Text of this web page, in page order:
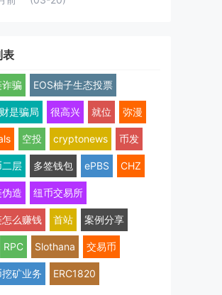
表
诈骗 EOS柚子生态投票
是骗局 很高兴 就位 弥漫
空投 cryptonews 币发
二层 多签钱包 ePBS CHZ
造 纽币交易所
怎么赚钱 首站 案例分享
RPC Slothana 交易币
矿业务 ERC1820